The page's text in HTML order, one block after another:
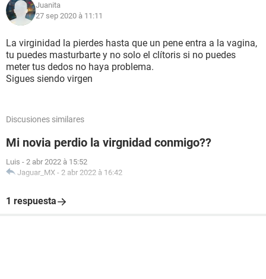
Juanita
27 sep 2020 à 11:11
La virginidad la pierdes hasta que un pene entra a la vagina,
tu puedes masturbarte y no solo el clítoris si no puedes
meter tus dedos no haya problema.
Sigues siendo virgen
Discusiones similares
Mi novia perdio la virgnidad conmigo??
Luis - 2 abr 2022 à 15:52
Jaguar_MX - 2 abr 2022 à 16:42
1 respuesta